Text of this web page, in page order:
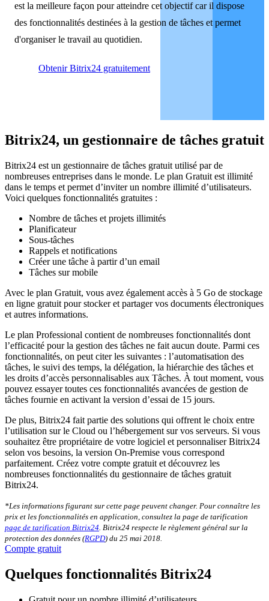
est la meilleure façon pour atteindre cet objectif car il dispose
des fonctionnalités destinées à la gestion de tâches et permet
d'organiser le travail au quotidien.
Obtenir Bitrix24 gratuitement
Bitrix24, un gestionnaire de tâches gratuit
Bitrix24 est un gestionnaire de tâches gratuit utilisé par de
nombreuses entreprises dans le monde. Le plan Gratuit est illimité
dans le temps et permet d’inviter un nombre illimité d’utilisateurs.
Voici quelques fonctionnalités gratuites :
Nombre de tâches et projets illimités
Planificateur
Sous-tâches
Rappels et notifications
Créer une tâche à partir d’un email
Tâches sur mobile
Avec le plan Gratuit, vous avez également accès à 5 Go de stockage
en ligne gratuit pour stocker et partager vos documents électroniques
et autres informations.
Le plan Professional contient de nombreuses fonctionnalités dont
l’efficacité pour la gestion des tâches ne fait aucun doute. Parmi ces
fonctionnalités, on peut citer les suivantes : l’automatisation des
tâches, le suivi des temps, la délégation, la hiérarchie des tâches et
les droits d’accès personnalisables aux Tâches. À tout moment, vous
pouvez essayer toutes ces fonctionnalités avancées de gestion de
tâches fournie en activant la version d’essai de 15 jours.
De plus, Bitrix24 fait partie des solutions qui offrent le choix entre
l’utilisation sur le Cloud ou l’hébergement sur vos serveurs. Si vous
souhaitez être propriétaire de votre logiciel et personnaliser Bitrix24
selon vos besoins, la version On-Premise vous correspond
parfaitement. Créez votre compte gratuit et découvrez les
nombreuses fonctionnalités du gestionnaire de tâches gratuit
Bitrix24.
*Les informations figurant sur cette page peuvent changer. Pour connaître les
prix et les fonctionnalités en application, consultez la page de tarification
page de tarification Bitrix24 . Bitrix24 respecte le règlement général sur la
protection des données (RGPD) du 25 mai 2018.
Compte gratuit
Quelques fonctionnalités Bitrix24